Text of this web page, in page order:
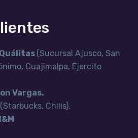
Quálitas (Sucursal Ajusco, San
Cuajimalpa, Ejercito
Vargas.
(Starbucks, Chilis).